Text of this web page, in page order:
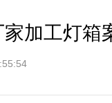
加工灯箱